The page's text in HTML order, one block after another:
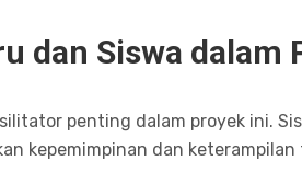
dan Siswa dalam
penting dalam proyek ini.
kepemimpinan dan